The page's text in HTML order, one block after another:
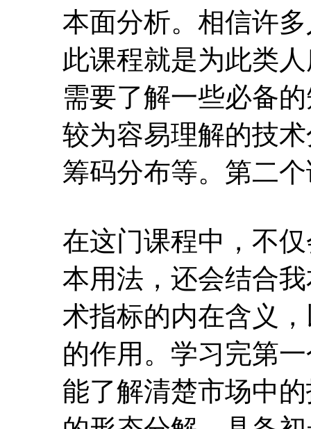
本面分析。相信许
此课程就是为此类
需要了解一些必备
较为容易理解的技
筹码分布等。第二
在这门课程中，不
本用法，还会结合
术指标的内在含义
的作用。学习完第
能了解清楚市场中